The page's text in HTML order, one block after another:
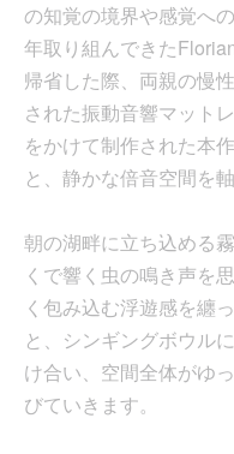
の知覚の境界や感覚へ
年取り組んできた
帰省した際、両親の慢
された振動音響マット
をかけて制作された本
と、静かな倍音空間を
朝の湖畔に立ち込める
くで響く虫の鳴き声を
く包み込む浮遊感を纏
と、シンギングボウル
け合い、空間全体がゆ
びていきます。